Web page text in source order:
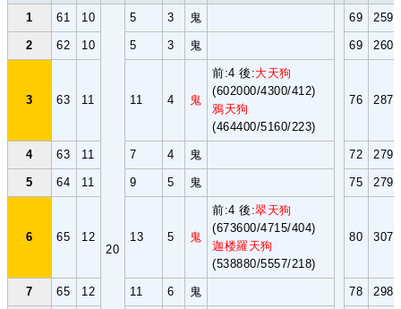
1 61 10
20
5 3 鬼 69 2592
2 62 10 5 3 鬼 69 2601
3 63 11 11 4 鬼
前:4 後:大天狗
(602000/4300/412)
鴉天狗
(464400/5160/223)
76 2876
4 63 11 7 4 鬼 72 2792
5 64 11 9 5 鬼 75 2790
6 65 12 13 5 鬼
前:4 後:翠天狗
(673600/4715/404)
迦楼羅天狗
(538880/5557/218)
80 3075
7 65 12 11 6 鬼 78 2988